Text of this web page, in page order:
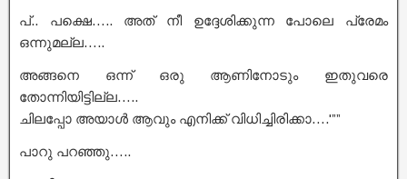
പ്.. പക്ഷെ….. അത് നീ ഉദ്ദേശിക്കുന്ന പോലെ പ്രേമം
ഒന്നുമല്ല…..
അങ്ങനെ ഒന്ന് ഒരു ആണിനോടും ഇതുവരെ
തോന്നിയിട്ടില്ല…..
ചിലപ്പോ അയാൾ ആവും എനിക്ക് വിധിച്ചിരിക്കാ….'””
പാറു പറഞ്ഞു…..